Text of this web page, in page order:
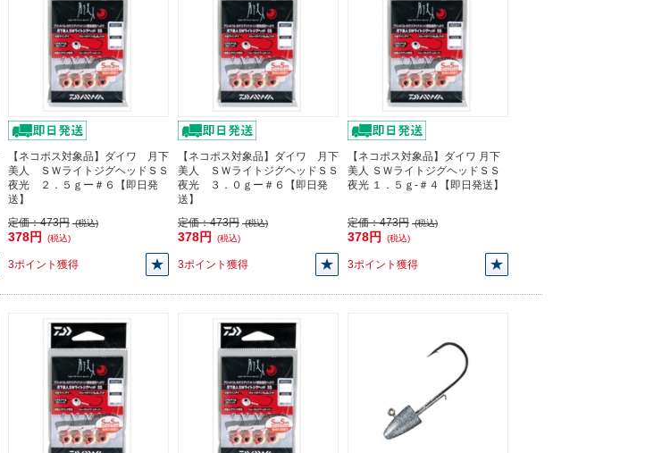
【ネコポス対象品】ダイワ 月下
美人 ＳＷライトジグヘッドＳＳ
夜光 ２．５ｇー＃６【即日発
送】
定価：473円 (税込)
378円 (税込)
3ポイント獲得
【ネコポス対象品】ダイワ 月下
美人 ＳＷライトジグヘッドＳＳ
夜光 ３．０ｇー＃６【即日発
送】
定価：473円 (税込)
378円 (税込)
3ポイント獲得
【ネコポス対象品】ダイワ 月下
美人 ＳＷライトジグヘッドＳＳ
夜光 １．５ｇ-＃４【即日発送】
定価：473円 (税込)
378円 (税込)
3ポイント獲得